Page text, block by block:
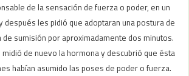
de la sensación de fuerza o poder, en un
después les pidió que adoptaran una postura de
sumisión por aproximadamente dos minutos.
de nuevo la hormona y descubrió que ésta
habían asumido las poses de poder o fuerza.